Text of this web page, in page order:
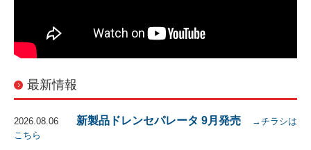
最新情報
2026.08.06 新製品ドレンセパレータ 9月発売
→チラシは
こちら